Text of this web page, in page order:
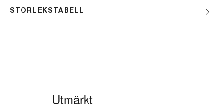
STORLEKSTABELL